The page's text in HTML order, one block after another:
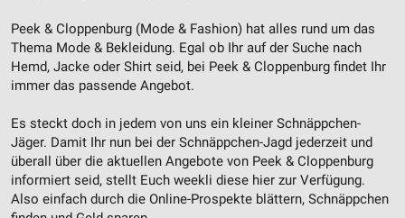
Peek & Cloppenburg (Mode & Fashion) hat alles rund um das
Thema Mode & Bekleidung. Egal ob Ihr auf der Suche nach
Hemd, Jacke oder Shirt seid, bei Peek & Cloppenburg findet Ihr
immer das passende Angebot.
Es steckt doch in jedem von uns ein kleiner Schnäppchen-
Jäger. Damit Ihr nun bei der Schnäppchen-Jagd jederzeit und
überall über die aktuellen Angebote von Peek & Cloppenburg
informiert seid, stellt Euch weekli diese hier zur Verfügung.
Also einfach durch die Online-Prospekte blättern, Schnäppchen